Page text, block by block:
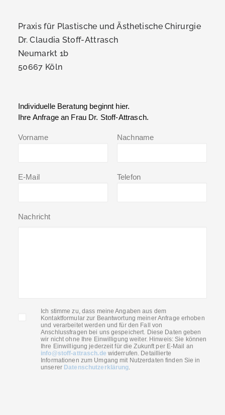
Praxis für Plastische und Ästhetische Chirurgie
Dr. Claudia Stoff-Attrasch
Neumarkt 1b
50667 Köln
Individuelle Beratung beginnt hier.
Ihre Anfrage an Frau Dr. Stoff-Attrasch.
Vorname Nachname
E-Mail Telefon
Nachricht
Ich stimme zu, dass meine Angaben aus dem
Kontaktformular zur Beantwortung meiner Anfrage erhoben
und verarbeitet werden und für den Fall von
Anschlussfragen bei uns gespeichert. Diese Daten geben
wir nicht ohne Ihre Einwilligung weiter. Hinweis: Sie können
Ihre Einwilligung jederzeit für die Zukunft per E-Mail an
info@stoff-attrasch.de widerrufen. Detaillierte
Informationen zum Umgang mit Nutzerdaten finden Sie in
unserer Datenschutzerklärung.